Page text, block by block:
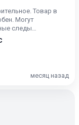
Товар в
Могут
следы
и/или износ. Для и...
месяц назад